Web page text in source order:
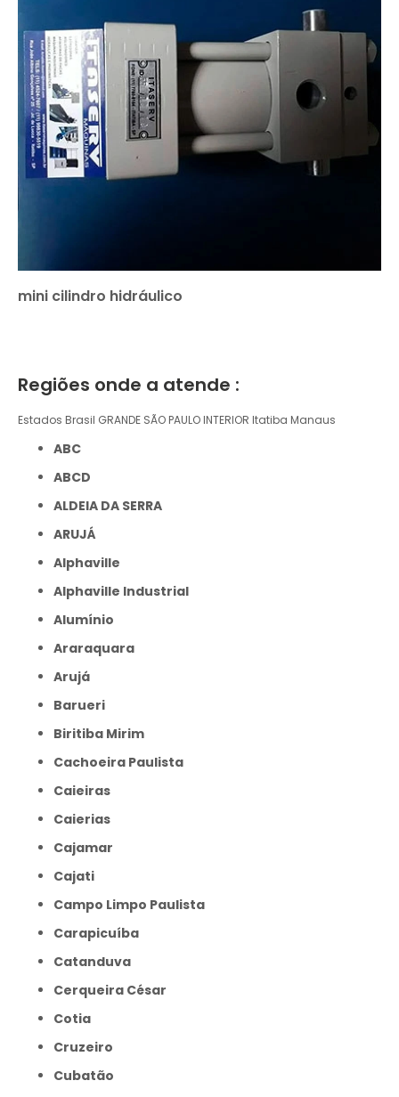
mini cilindro hidráulico
Regiões onde a atende :
Estados Brasil GRANDE SÃO PAULO INTERIOR Itatiba Manaus
ABC
ABCD
ALDEIA DA SERRA
ARUJÁ
Alphaville
Alphaville Industrial
Alumínio
Araraquara
Arujá
Barueri
Biritiba Mirim
Cachoeira Paulista
Caieiras
Caierias
Cajamar
Cajati
Campo Limpo Paulista
Carapicuíba
Catanduva
Cerqueira César
Cotia
Cruzeiro
Cubatão